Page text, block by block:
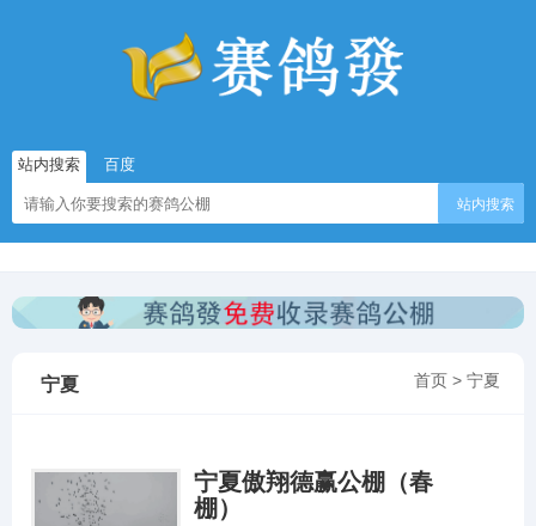
站内搜索 百度
站内搜索
首页 > 宁夏
宁夏
宁夏傲翔德赢公棚（春
棚）